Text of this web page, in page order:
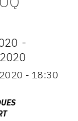
-
- 18:30